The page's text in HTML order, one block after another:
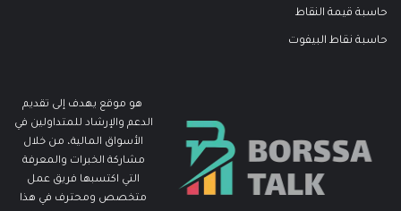
حاسبة قيمة النقاط
حاسبة نقاط البيفوت
هو موقع يهدف إلى تقديم
الدعم والإرشاد للمتداولين في
الأسواق المالية، من خلال
مشاركة الخبرات والمعرفة
التي اكتسبها فريق عمل
متخصص ومحترف في هذا